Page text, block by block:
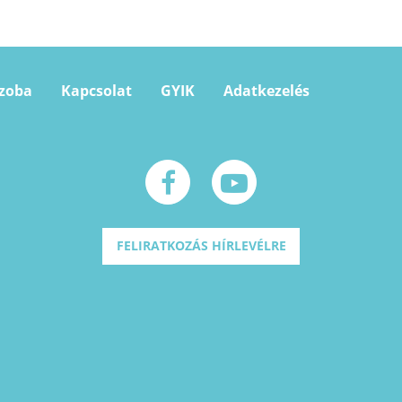
Kapcsolat GYIK Adatkezelés
FELIRATKOZÁS HÍRLEVÉLRE